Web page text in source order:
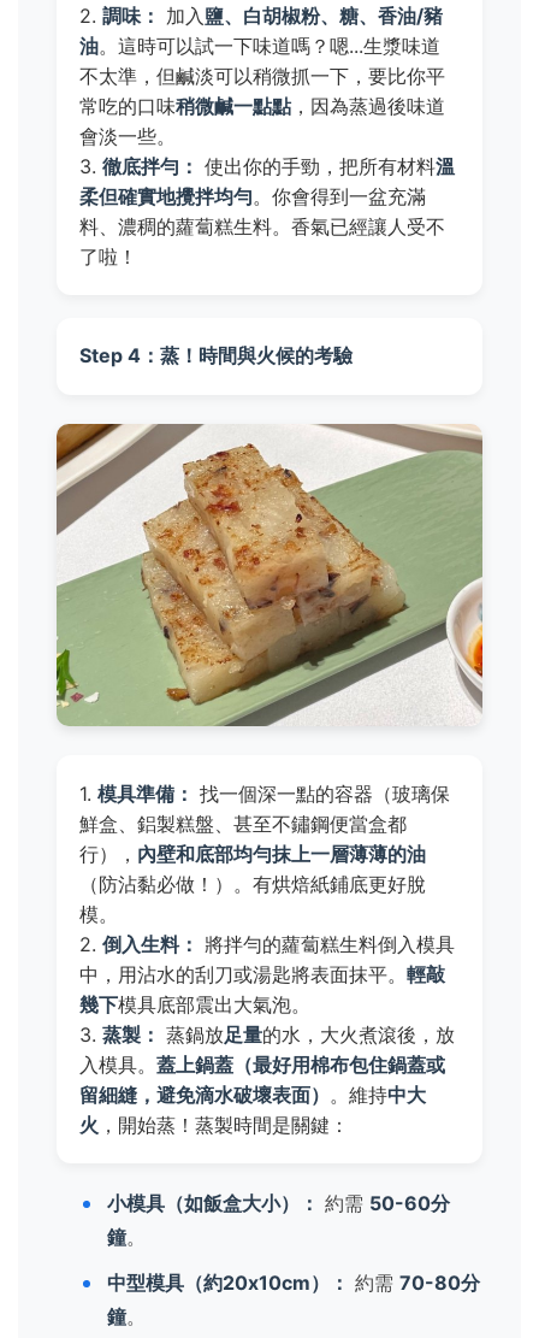
2.調味： 加入 鹽、白胡椒粉、糖、香油/豬
油。這時可以試一下味道嗎？嗯...生漿味道
不太準，但鹹淡可以稍微抓一下，要比你平
常吃的口味稍微鹹一點點，因為蒸過後味道
會淡一些。
3.徹底拌勻： 使出你的手勁，把所有材料溫
柔但確實地攪拌均勻。你會得到一盆充滿
料、濃稠的蘿蔔糕生料。香氣已經讓人受不
了啦！
Step 4：蒸！時間與火候的考驗
1.模具準備： 找一個深一點的容器（玻璃保
鮮盒、鋁製糕盤、甚至不鏽鋼便當盒都
行）， 內壁和底部均勻抹上一層薄薄的油
（防沾黏必做！）。有烘焙紙鋪底更好脫
模。
2.倒入生料： 將拌勻的蘿蔔糕生料倒入模具
中，用沾水的刮刀或湯匙將表面抹平。輕敲
幾下模具底部震出大氣泡。
3.蒸製： 蒸鍋放足量的水，大火煮滾後，放
入模具。蓋上鍋蓋（最好用棉布包住鍋蓋或
留細縫，避免滴水破壞表面） 。維持中大
火 ，開始蒸！蒸製時間是關鍵：
小模具（如飯盒大小）： 約需 50-60分
鐘。
中型模具（約20x10cm）： 約需 70-80分
鐘。